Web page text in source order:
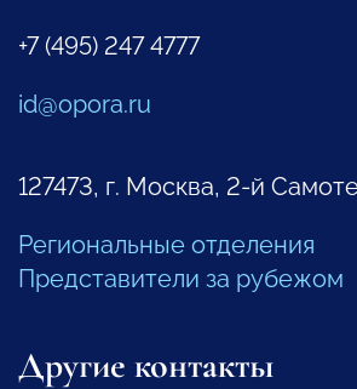
+7 (495) 247 4777
id@opora.ru
127473, г. Москва, 2-й
Региональные отделения
Представители за рубежом
Другие контакты